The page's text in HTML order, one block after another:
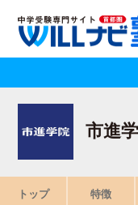
市進
トップ 特徴